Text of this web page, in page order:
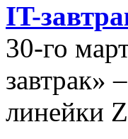
IT-
30-го
завтрак»
линейки